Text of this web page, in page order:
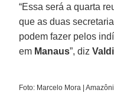
“Essa será a quarta
que as duas
podem fazer pelos
em Manaus”, diz
Foto: Marcelo Mora |